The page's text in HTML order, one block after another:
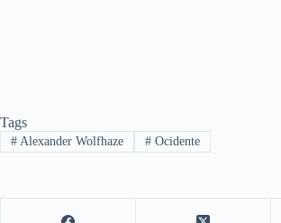
Tags
#Alexander Wolfhaze #Ocidente